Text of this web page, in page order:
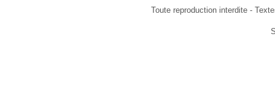
Toute reproduction interdite -